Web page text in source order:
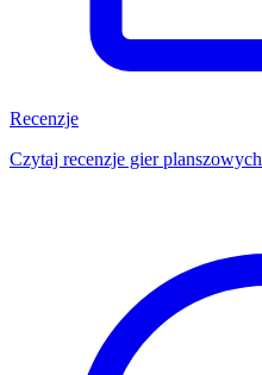
Recenzje
Czytaj recenzje gier planszowych